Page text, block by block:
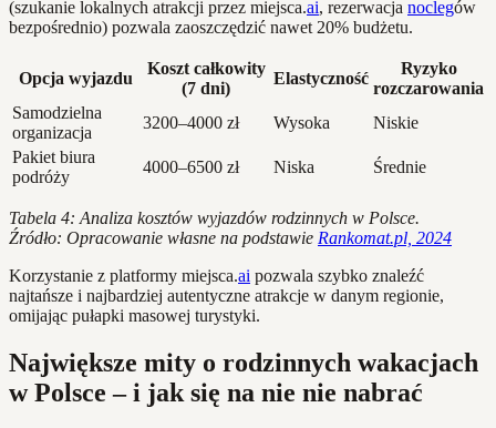
(szukanie lokalnych atrakcji przez miejsca.ai, rezerwacja noclegów
bezpośrednio) pozwala zaoszczędzić nawet 20% budżetu.
Opcja wyjazdu
Koszt całkowity
(7 dni)
Elastyczność
Ryzyko
rozczarowania
Samodzielna
organizacja
3200–4000 zł Wysoka
Niskie
Pakiet biura
podróży
4000–6500 zł Niska Średnie
Tabela 4: Analiza kosztów wyjazdów rodzinnych w Polsce.
Źródło: Opracowanie własne na podstawie Rankomat.pl, 2024
Korzystanie z platformy miejsca.ai pozwala szybko znaleźć
najtańsze i najbardziej autentyczne atrakcje w danym regionie,
omijając pułapki masowej turystyki.
Największe mity o rodzinnych wakacjach
w Polsce – i jak się na nie nie nabrać